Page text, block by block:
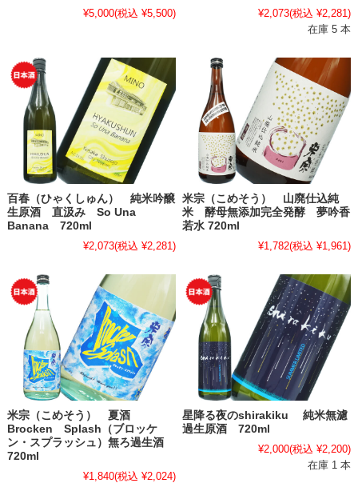
¥5,000(税込 ¥5,500)
¥2,073(税込 ¥2,281)
在庫 5 本
百春（ひゃくしゅん） 純米吟醸
生原酒 直汲み So Una
Banana 720ml
¥2,073(税込 ¥2,281)
米宗（こめそう） 山廃仕込純
米 酵母無添加完全発酵 夢吟香
若水 720ml
¥1,782(税込 ¥1,961)
米宗（こめそう） 夏酒
Brocken Splash（ブロッケ
ン・スプラッシュ）無ろ過生酒
720ml
¥1,840(税込 ¥2,024)
星降る夜のshirakiku 純米無濾
過生原酒 720ml
¥2,000(税込 ¥2,200)
在庫 1 本